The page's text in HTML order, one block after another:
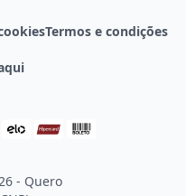
Termos e condições
- Quero